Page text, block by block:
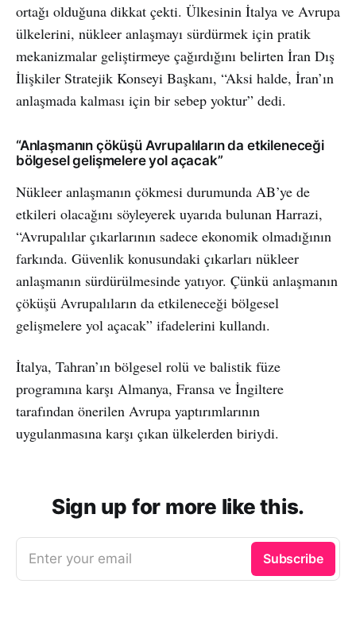
ortağı olduğuna dikkat çekti. Ülkesinin İtalya ve Avrupa
ülkelerini, nükleer anlaşmayı sürdürmek için pratik
mekanizmalar geliştirmeye çağırdığını belirten İran Dış
İlişkiler Stratejik Konseyi Başkanı, “Aksi halde, İran’ın
anlaşmada kalması için bir sebep yoktur” dedi.
“Anlaşmanın çöküşü Avrupalıların da etkileneceği
bölgesel gelişmelere yol açacak”
Nükleer anlaşmanın çökmesi durumunda AB’ye de
etkileri olacağını söyleyerek uyarıda bulunan Harrazi,
“Avrupalılar çıkarlarının sadece ekonomik olmadığının
farkında. Güvenlik konusundaki çıkarları nükleer
anlaşmanın sürdürülmesinde yatıyor. Çünkü anlaşmanın
çöküşü Avrupalıların da etkileneceği bölgesel
gelişmelere yol açacak” ifadelerini kullandı.
İtalya, Tahran’ın bölgesel rolü ve balistik füze
programına karşı Almanya, Fransa ve İngiltere
tarafından önerilen Avrupa yaptırımlarının
uygulanmasına karşı çıkan ülkelerden biriydi.
Sign up for more like this.
Enter your email Subscribe